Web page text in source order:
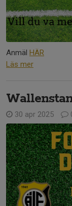
Anmäl HÄR
Läs mer
30 apr 2025